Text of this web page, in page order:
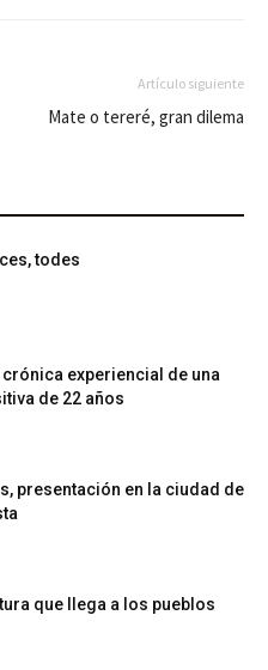
Artículo siguiente
Mate o tereré, gran dilema
todes
experiencial de una
de 22 años
presentación en la ciudad de
que llega a los pueblos